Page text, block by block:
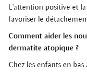
L'attention positive et
favoriser le
Comment aider les
dermatite atopique ?
Chez les enfants en